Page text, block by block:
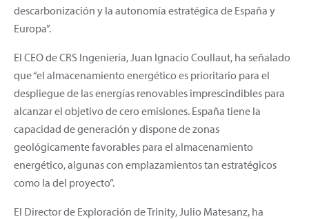
descarbonización y la autonomía estratégica de España y
Europa”.
El CEO de CRS Ingeniería, Juan Ignacio Coullaut, ha señalado
que “el almacenamiento energético es prioritario para el
despliegue de las energías renovables imprescindibles para
alcanzar el objetivo de cero emisiones. España tiene la
capacidad de generación y dispone de zonas
geológicamente favorables para el almacenamiento
energético, algunas con emplazamientos tan estratégicos
como la del proyecto”.
El Director de Exploración de Trinity, Julio Matesanz, ha